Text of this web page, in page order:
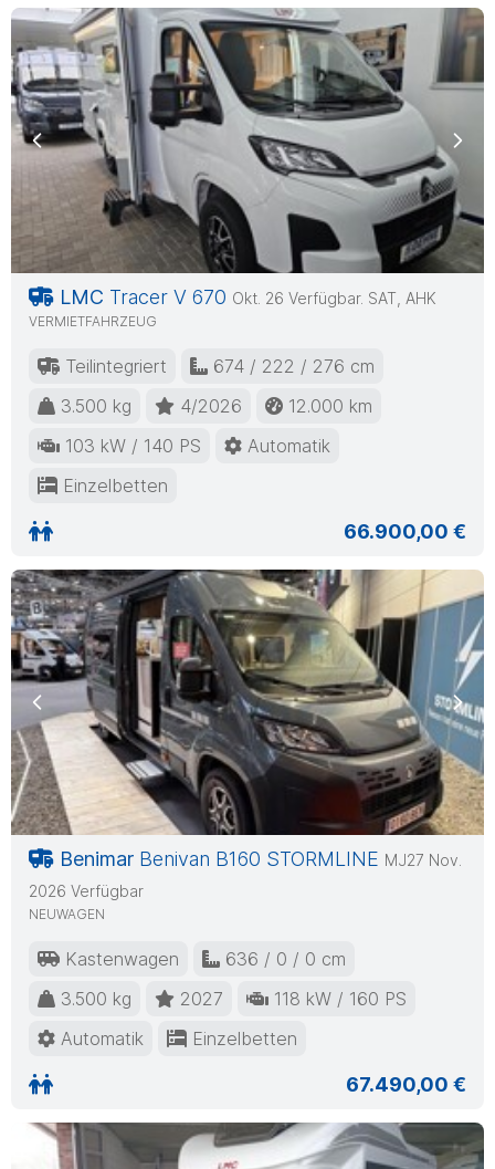
Previous Next
LMC Tracer V 670 Okt. 26 Verfügbar. SAT, AHK
VERMIETFAHRZEUG
Teilintegriert
674 / 222 / 276 cm
3.500 kg
4/2026
12.000 km
103 kW / 140 PS
Automatik
Einzelbetten
66.900,00 €
Previous Next
Benimar Benivan B160 STORMLINE MJ27 Nov.
2026 Verfügbar
NEUWAGEN
Kastenwagen
636 / 0 / 0 cm
3.500 kg
2027
118 kW / 160 PS
Automatik
Einzelbetten
67.490,00 €